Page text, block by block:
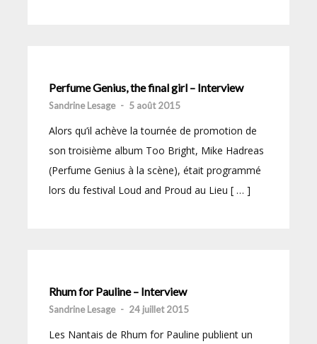
Perfume Genius, the final girl – Interview
Sandrine Lesage - 5 août 2015
Alors qu’il achève la tournée de promotion de
son troisième album Too Bright, Mike Hadreas
(Perfume Genius à la scène), était programmé
lors du festival Loud and Proud au Lieu [ … ]
Rhum for Pauline – Interview
Sandrine Lesage - 24 juillet 2015
Les Nantais de Rhum for Pauline publient un